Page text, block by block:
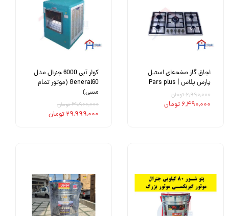
اجاق گاز صفحه‌ای استیل
پارس پلاس | Pars plus
۶,۹۹۰,۰۰۰ تومان
۶,۴۹۰,۰۰۰ تومان
کولر آبی 6000 جنرال مدل
General60 (موتور تمام
مسی)
۳۱,۹۰۰,۰۰۰ تومان
۲۹,۹۹۹,۰۰۰ تومان